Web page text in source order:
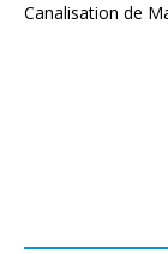
Canalisation de